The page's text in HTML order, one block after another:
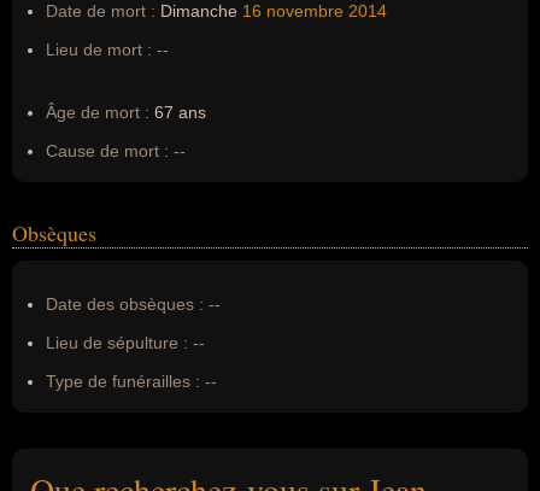
Date de mort : Dimanche 16 novembre 2014
Lieu de mort : --
Âge de mort : 67 ans
Cause de mort : --
Obsèques
Date des obsèques : --
Lieu de sépulture : --
Type de funérailles : --